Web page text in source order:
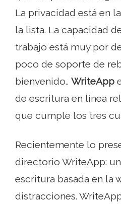
La privacidad está en
la lista. La capacidad
trabajo está muy por
poco de soporte de
bienvenido.. WriteApp
de escritura en línea
que cumple los tres
Recientemente lo
directorio WriteApp:
escritura basada en la
distracciones.